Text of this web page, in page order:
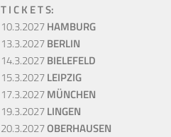
T I C K E T S:
10.3.2027HAMBURG
13.3.2027BERLIN
14.3.2027BIELEFELD
15.3.2027LEIPZIG
17.3.2027MÜNCHEN
19.3.2027LINGEN
20.3.2027OBERHAUSEN